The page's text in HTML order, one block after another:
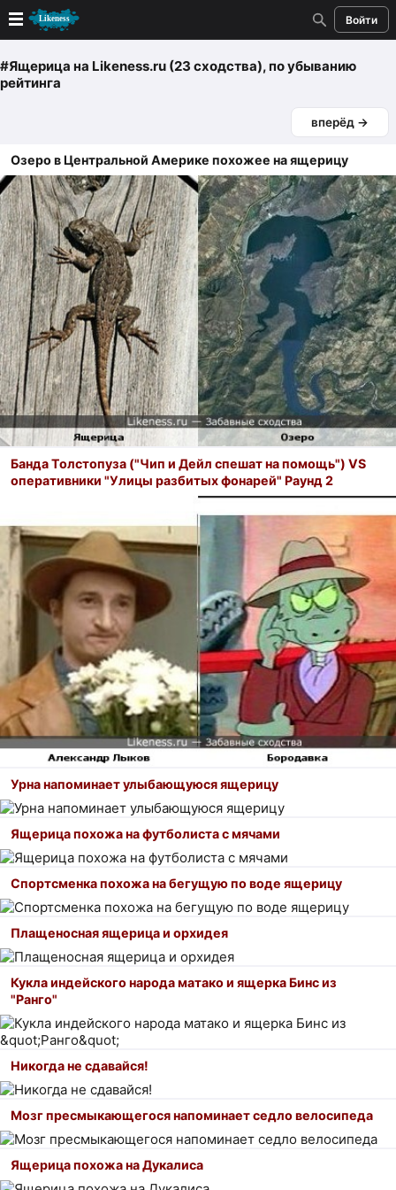
Войти
Новые
Голосование
Кандидаты
Случайное сходство 👍
Создать сходство
Для публикации необходима авторизация
Поиск
#Ящерица на Likeness.ru (23 сходства), по убыванию
рейтинга
вперёд →
Озеро в Центральной Америке похожее на ящерицу
Банда Толстопуза ("Чип и Дейл спешат на помощь") VS
оперативники "Улицы разбитых фонарей" Раунд 2
Урна напоминает улыбающуюся ящерицу
Ящерица похожа на футболиста с мячами
Спортсменка похожа на бегущую по воде ящерицу
Плащеносная ящерица и орхидея
Кукла индейского народа матако и ящерка Бинс из
"Ранго"
Никогда не сдавайся!
Мозг пресмыкающегося напоминает седло велосипеда
Ящерица похожа на Дукалиса